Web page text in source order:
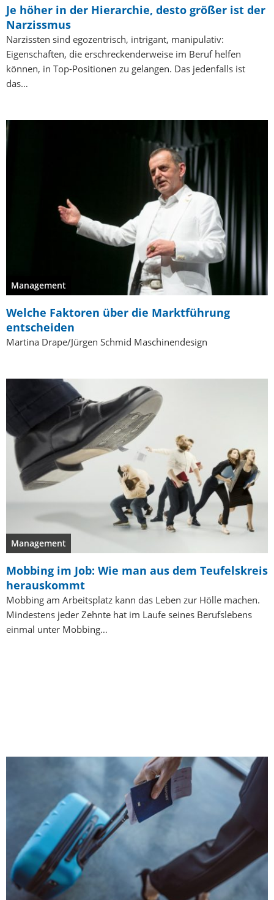
Je höher in der Hierarchie, desto größer ist der
Narzissmus
Narzissten sind egozentrisch, intrigant, manipulativ:
Eigenschaften, die erschreckenderweise im Beruf helfen
können, in Top-Positionen zu gelangen. Das jedenfalls ist
das…
Management
Welche Faktoren über die Marktführung
entscheiden
Martina Drape/Jürgen Schmid Maschinendesign
Management
Mobbing im Job: Wie man aus dem Teufelskreis
herauskommt
Mobbing am Arbeitsplatz kann das Leben zur Hölle machen.
Mindestens jeder Zehnte hat im Laufe seines Berufslebens
einmal unter Mobbing…